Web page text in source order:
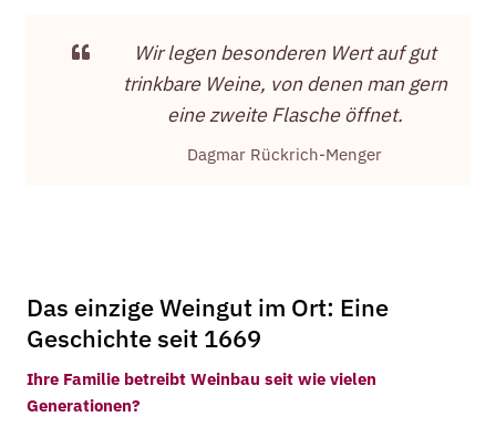
Wir legen besonderen Wert auf gut
trinkbare Weine, von denen man gern
eine zweite Flasche öffnet.
Dagmar Rückrich-Menger
Das einzige Weingut im Ort: Eine
Geschichte seit 1669
Ihre Familie betreibt Weinbau seit wie vielen
Generationen?